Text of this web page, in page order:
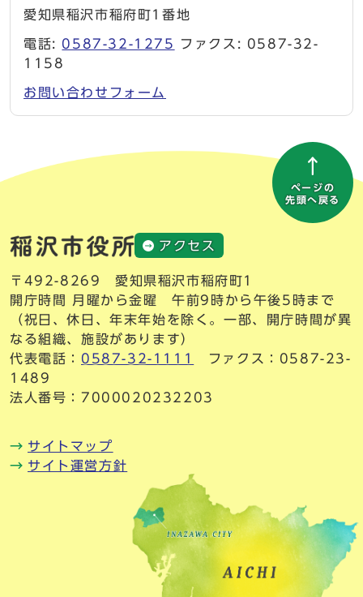
愛知県稲沢市稲府町1番地
電話: 0587-32-1275
ファクス: 0587-32-
1158
お問い合わせフォーム
ページの
先頭へ戻る
アクセス
〒492-8269 愛知県稲沢市稲府町1
開庁時間 月曜から金曜 午前9時から午後5時まで
（祝日、休日、年末年始を除く。一部、開庁時間が異
なる組織、施設があります）
代表電話： 0587-32-1111
ファクス：0587-23-
1489
法人番号：7000020232203
サイトマップ
サイト運営方針